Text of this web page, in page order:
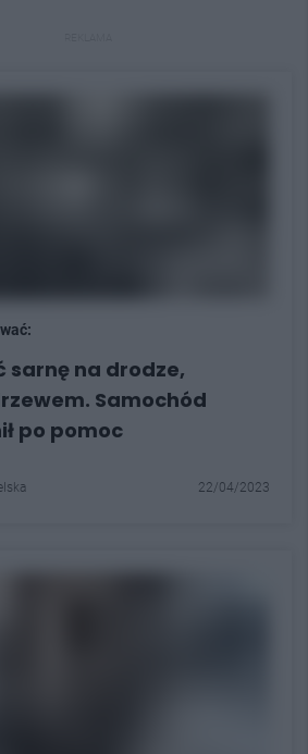
sarnę na drodze,
Samochód
po pomoc
22/04/2023